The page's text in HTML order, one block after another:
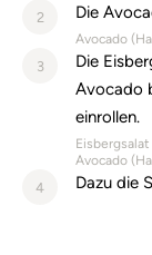
2 Die
Avocado
3
Die
Avocado
einrollen.
Eisbergsalat
Avocado
4 Dazu die